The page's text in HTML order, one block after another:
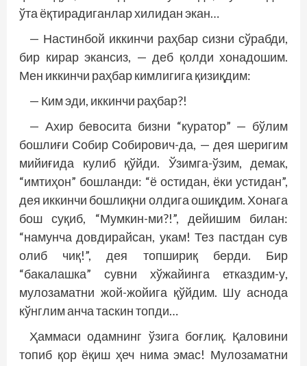
ўта ёқтирадиганлар хилидан экан…
— Настинбой иккинчи раҳбар сизни сўрабди,
бир кирар экансиз, — деб қолди хонадошим.
Мен иккинчи раҳбар кимлигига қизиқдим:
— Ким эди, иккинчи раҳбар?!
— Ахир бевосита бизни “куратор” — бўлим
бошлиғи Собир Собирович-да, — дея шеригим
мийиғида кулиб қўйди. Ўзимга-ўзим, демак,
“имтиҳон” бош­ланди: “ё остидан, ёки устидан”,
дея иккинчи бошлиқни олдига ошиқдим. Хонага
бош суқиб, “Мумкин-ми?!”, де­йишим билан:
“намунча довдирайсан, укам! Тез пастдан сув
олиб чиқ!”, дея топшириқ берди. Бир
“бакалашка” сув­ни хўжайинга етказдим-у,
мулозаматни жой-жойига қўйдим. Шу аснода
кўнглим анча таскин топди…
Ҳаммаси одамнинг ўзига боғлиқ. Қаловини
топиб қор ёқиш ҳеч нима эмас! Мулозаматни